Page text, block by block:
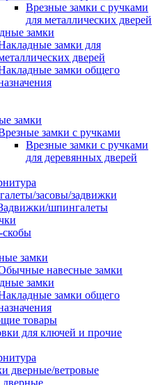
Врезные замки с ручками
для металлических дверей
замки
замки для
дверей
замки общего
замки
замки с ручками
Врезные замки с ручками
для деревянных дверей
засовы/задвижки
шпингалеты
скобы
замки
навесные замки
замки
замки общего
товары
для ключей и прочие
дверные/ветровые